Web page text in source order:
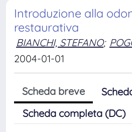
Introduzione alla
restaurativa
BIANCHI, STEFANO;
2004-01-01
Scheda breve
Scheda completa (DC)